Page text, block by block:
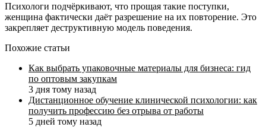
Психологи подчёркивают, что прощая такие поступки,
женщина фактически даёт разрешение на их повторение. Это
закрепляет деструктивную модель поведения.
Похожие статьи
Как выбрать упаковочные материалы для бизнеса: гид
по оптовым закупкам
3 дня тому назад
Дистанционное обучение клинической психологии: как
получить профессию без отрыва от работы
5 дней тому назад